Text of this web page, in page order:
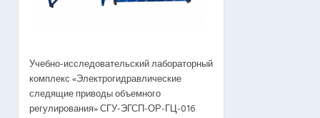
Учебно-исследовательский лабораторный
комплекс «Электрогидравлические
следящие приводы объемного
регулирования» СГУ-ЭГСП-ОР-ГЦ-016